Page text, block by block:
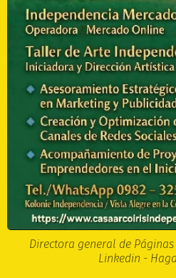
Directora general de
Linkedin -